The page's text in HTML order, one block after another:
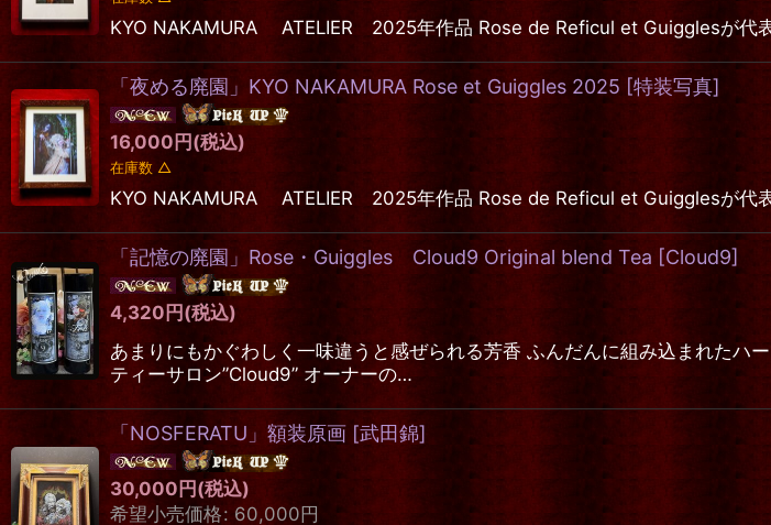
KYO NAKAMURA ATELIER 2025年作品 Rose de Reficul et Guigglesが代
「夜める廃園」KYO NAKAMURA Rose et Guiggles 2025 [特装写真]
16,000 円 (税込)
在庫数 △
KYO NAKAMURA ATELIER 2025年作品 Rose de Reficul et Guigglesが代
「記憶の廃園」Rose・Guiggles Cloud9 Original blend Tea [Cloud9]
4,320 円 (税込)
あまりにもかぐわしく一味違うと感ぜられる芳香 ふんだんに組み込まれたハ
ティーサロン”Cloud9” オーナーの…
「NOSFERATU」額装原画 [武田錦]
30,000 円 (税込)
希望小売価格: 60,000 円